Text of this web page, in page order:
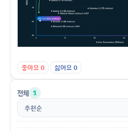
좋아요0 싫어요0
전체 1